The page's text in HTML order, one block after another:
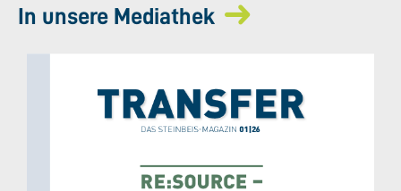
In unsere Mediathek